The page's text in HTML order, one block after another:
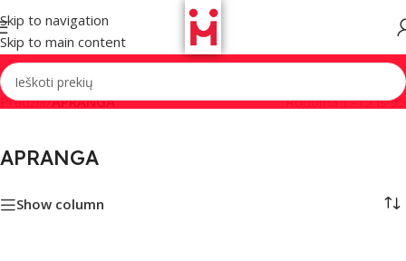
Skip to navigation
Skip to main content
Pradžia/APRANGA Rodoma 1–12 iš 55
APRANGA
Show column